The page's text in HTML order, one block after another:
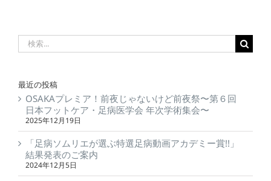
最近の投稿
OSAKAプレミア！前夜じゃないけど前夜祭〜第６回
日本フットケア・足病医学会 年次学術集会〜
2025年12月19日
「足病ソムリエが選ぶ特選足病動画アカデミー賞!!」
結果発表のご案内
2024年12月5日